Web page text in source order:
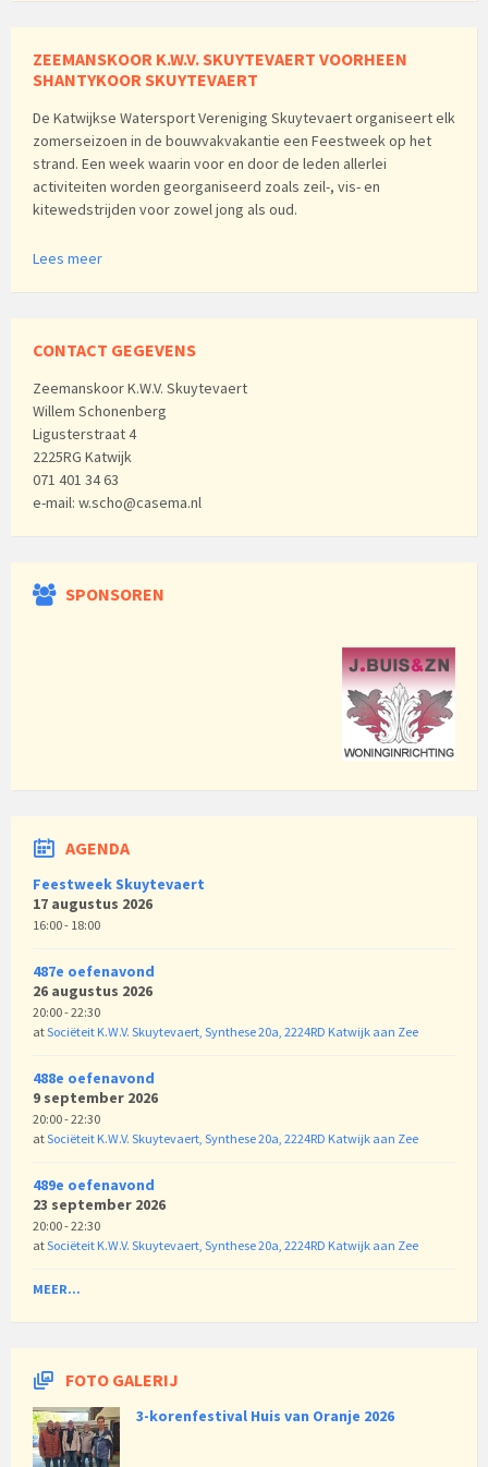
ZEEMANSKOOR K.W.V. SKUYTEVAERT VOORHEEN
SHANTYKOOR SKUYTEVAERT
De Katwijkse Watersport Vereniging Skuytevaert organiseert elk
zomerseizoen in de bouwvakvakantie een Feestweek op het
strand. Een week waarin voor en door de leden allerlei
activiteiten worden georganiseerd zoals zeil-, vis- en
kitewedstrijden voor zowel jong als oud.
Lees meer
CONTACT GEGEVENS
Zeemanskoor K.W.V. Skuytevaert
Willem Schonenberg
Ligusterstraat 4
2225RG Katwijk
071 401 34 63
e-mail: w.scho@casema.nl
SPONSOREN
AGENDA
Feestweek Skuytevaert
17 augustus 2026
16:00 - 18:00
487e oefenavond
26 augustus 2026
20:00 - 22:30
atSociëteit K.W.V. Skuytevaert, Synthese 20a, 2224RD Katwijk aan Zee
488e oefenavond
9 september 2026
20:00 - 22:30
atSociëteit K.W.V. Skuytevaert, Synthese 20a, 2224RD Katwijk aan Zee
489e oefenavond
23 september 2026
20:00 - 22:30
atSociëteit K.W.V. Skuytevaert, Synthese 20a, 2224RD Katwijk aan Zee
MEER...
FOTO GALERIJ
3-korenfestival Huis van Oranje 2026